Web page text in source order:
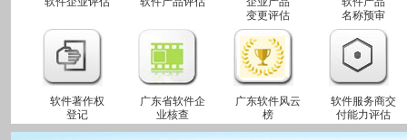
变更评估
名称预审
软件著作权
登记
广东省软件企
业核查
广东软件风云
榜
软件服务商交
付能力评估